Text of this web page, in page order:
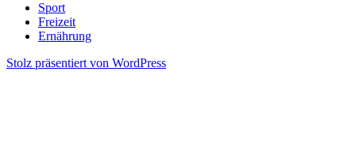
Sport
Freizeit
Ernährung
Stolz präsentiert von WordPress